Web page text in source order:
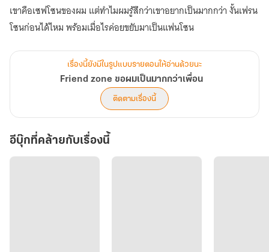
มากกว่า
เพื่อน
เขาคือเซฟโซนของผม แต่ทำไมผมรู้สึกว่าเขาอยากเป็นมากกว่า งั้นเฟรน
โซนก่อนได้ไหม พร้อมเมื่อไรค่อยขยับมาเป็นแฟนโซน
เรื่องนี้ยังมีในรูปแบบรายตอนให้อ่านด้วยนะ
Friend zone ขอผมเป็นมากกว่าเพื่อน
ติดตามเรื่องนี้
อีบุ๊กที่คล้ายกับเรื่องนี้